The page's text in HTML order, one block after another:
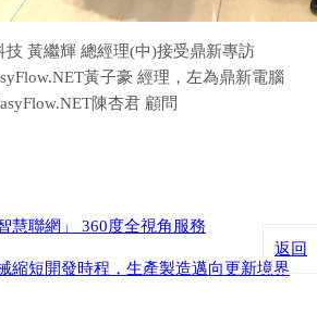
黃繼輝 總經理(中)接受鼎新專訪
黃子豪 經理，左為鼎新電腦
陳杏君 顧問
慧聯網」 360度全視角服務
縮短開發時程，生產製造邁向更新境界
返回